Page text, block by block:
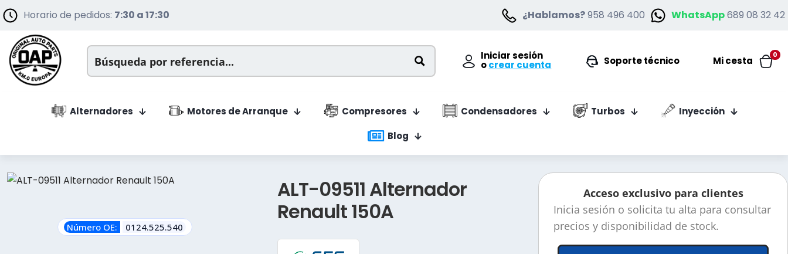
Horario de pedidos: 7:30 a 17:30 ¿Hablamos?958 496 400 WhatsApp689 08 32 42
Iniciar sesión
ocrear cuenta Soporte técnico
0
Mi cesta
Alternadores Motores de Arranque Compresores Condensadores Turbos
Inyección
Blog
Número OE: 0124.525.540
ALT-09511 Alternador
Renault 150A
Acceso exclusivo para clientes
Inicia sesión o solicita tu alta para consultar
precios y disponibilidad de stock.